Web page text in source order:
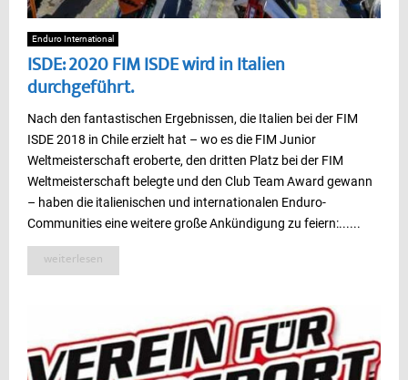
Enduro International
ISDE: 2020 FIM ISDE wird in Italien
durchgeführt.
Nach den fantastischen Ergebnissen, die Italien bei der FIM
ISDE 2018 in Chile erzielt hat – wo es die FIM Junior
Weltmeisterschaft eroberte, den dritten Platz bei der FIM
Weltmeisterschaft belegte und den Club Team Award gewann
– haben die italienischen und internationalen Enduro-
Communities eine weitere große Ankündigung zu feiern:......
weiterlesen